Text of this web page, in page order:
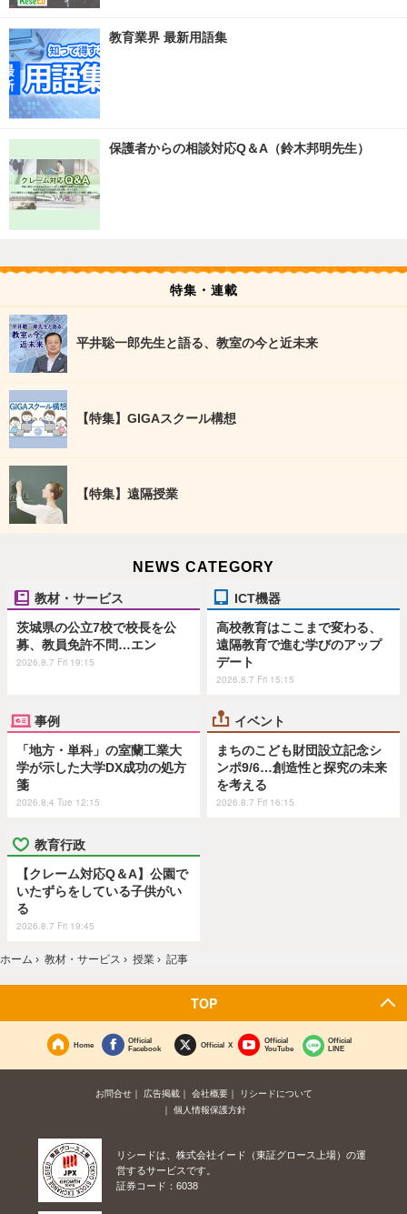
教育業界 最新用語集
保護者からの相談対応Q＆A（鈴木邦明先生）
特集・連載
平井聡一郎先生と語る、教室の今と近未来
【特集】GIGAスクール構想
【特集】遠隔授業
NEWS CATEGORY
教材・サービス
茨城県の公立7校で校長を公
募、教員免許不問…エン
2026.8.7 Fri 19:15
ICT機器
高校教育はここまで変わる、
遠隔教育で進む学びのアップ
デート
2026.8.7 Fri 15:15
事例
「地方・単科」の室蘭工業大
学が示した大学DX成功の処方
箋
2026.8.4 Tue 12:15
イベント
まちのこども財団設立記念シ
ンポ9/6…創造性と探究の未来
を考える
2026.8.7 Fri 16:15
教育行政
【クレーム対応Q＆A】公園で
いたずらをしている子供がい
る
2026.8.7 Fri 19:45
ホーム › 教材・サービス › 授業 › 記事
TOP
Home
Official
Facebook
Official X
Official
YouTube
Official
LINE
お問合せ 広告掲載 会社概要
リシードについて
個人情報保護方針
リシードは、株式会社イード（東証グロース上場）の運
営するサービスです。
証券コード：6038